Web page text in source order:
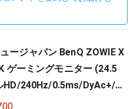
ージャパン BenQ ZOWIE X
ゲーミングモニター (24.5
HD/240Hz/0.5ms/DyAc+/小
座/新筐体デザイン/新OSDメ